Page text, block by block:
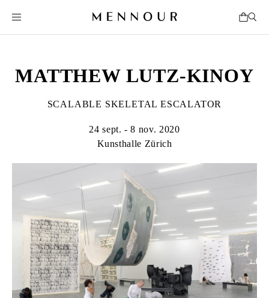
MATTHEW LUTZ-KINOY
SCALABLE SKELETAL ESCALATOR
24 sept. - 8 nov. 2020
Kunsthalle Zürich